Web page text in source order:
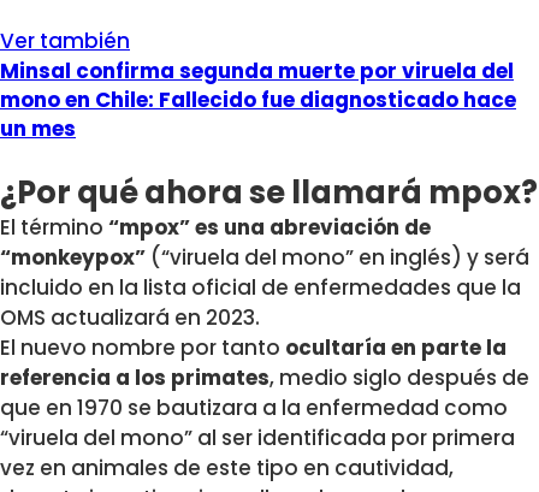
Ver también
Minsal confirma segunda muerte por viruela del
mono en Chile: Fallecido fue diagnosticado hace
un mes
¿Por qué ahora se llamará mpox?
El término “mpox” es una abreviación de
“monkeypox” (“viruela del mono” en inglés) y será
incluido en la lista oficial de enfermedades que la
OMS actualizará en 2023.
El nuevo nombre por tanto ocultaría en parte la
referencia a los primates, medio siglo después de
que en 1970 se bautizara a la enfermedad como
“viruela del mono” al ser identificada por primera
vez en animales de este tipo en cautividad,